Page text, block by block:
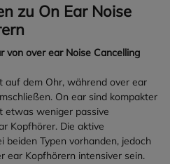
FR, GB, ES)
Gewicht des Kopfhörers: 32 g
Gewicht der
Systemsteuereinheit (mit
zu On Ear Noise
von over ear Noise Cancelling
auf dem Ohr, während over ear
On ear sind kompakter
etwas weniger passive
Kopfhörer. Die aktive
beiden Typen vorhanden, jedoch
ear Kopfhörern intensiver sein.